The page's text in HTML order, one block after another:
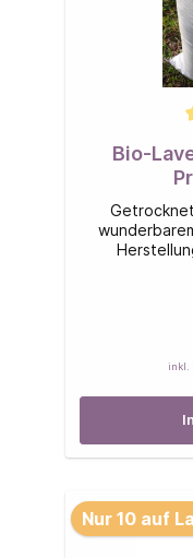
Bio-
inkl.
Nur 10 auf